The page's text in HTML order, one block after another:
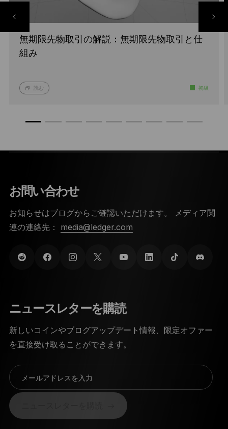
無期限先物取引の解説：無期限先物取引と仕
組み
読む 初級
お問い合わせ
お知らせはブログからご確認いただけます。 メディア関
連の連絡先：
media@ledger.com
ニュースレターを購読
新しいコインやブログアップデート情報、限定オファー
を直接受け取ることができます。
メールアドレスを入力